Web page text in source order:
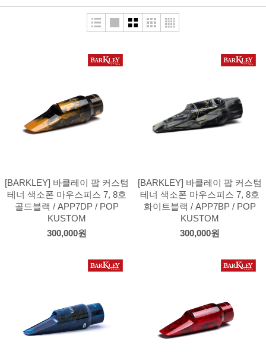
[BARKLEY] 바클레이 팝 커스텀
테너 색소폰 마우스피스 7, 8호
골드블랙 / APP7DP / POP
KUSTOM
300,000원
[BARKLEY] 바클레이 팝 커스텀
테너 색소폰 마우스피스 7, 8호
화이트블랙 / APP7BP / POP
KUSTOM
300,000원